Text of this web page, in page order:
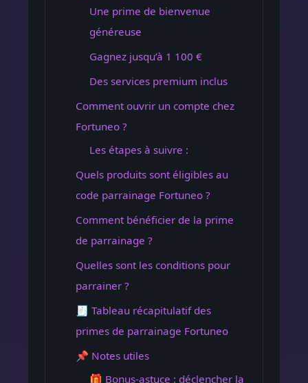
Une prime de bienvenue
généreuse
Gagnez jusqu’à 1 100 €
Des services premium inclus
Comment ouvrir un compte chez
Fortuneo ?
Les étapes à suivre :
Quels produits sont éligibles au
code parrainage Fortuneo ?
Comment bénéficier de la prime
de parrainage ?
Quelles sont les conditions pour
parrainer ?
🧾 Tableau récapitulatif des
primes de parrainage Fortuneo
📌 Notes utiles
🎁 Bonus-astuce : déclencher la